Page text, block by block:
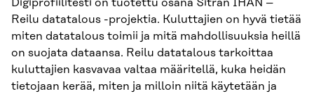
Digiprofiilitesti on tuotettu osana Sitran IHAN –
Reilu datatalous -projektia. Kuluttajien on hyvä tietää
miten datatalous toimii ja mitä mahdollisuuksia heillä
on suojata dataansa. Reilu datatalous tarkoittaa
kuluttajien kasvavaa valtaa määritellä, kuka heidän
tietojaan kerää, miten ja milloin niitä käytetään ja